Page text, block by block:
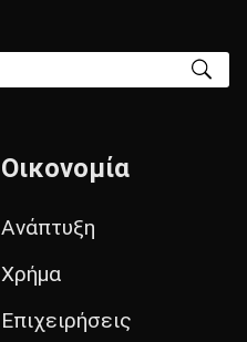
Οικονομία
Ανάπτυξη
Χρήμα
Επιχειρήσεις